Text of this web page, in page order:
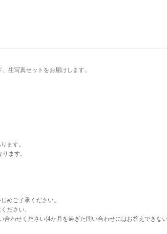
生写真セットをお届けします。
ます。
ます。
めご了承ください。
ださい。
合わせください(4か月を過ぎた問い合わせにはお答えできな